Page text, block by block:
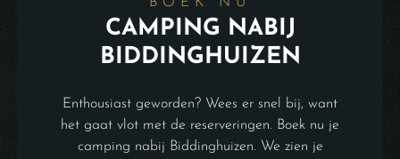
CAMPING NABIJ
BIDDINGHUIZEN
Enthousiast geworden? Wees er snel bij, want
het gaat vlot met de reserveringen. Boek nu je
camping nabij Biddinghuizen. We zien je